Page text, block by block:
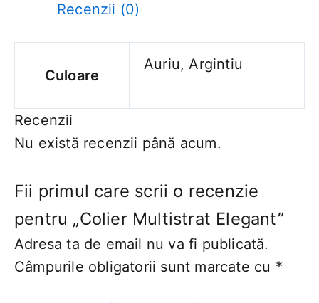
Recenzii (0)
Culoare
Auriu, Argintiu
Recenzii
Nu există recenzii până acum.
Fii primul care scrii o recenzie
pentru „Colier Multistrat Elegant”
Adresa ta de email nu va fi publicată.
Câmpurile obligatorii sunt marcate cu *